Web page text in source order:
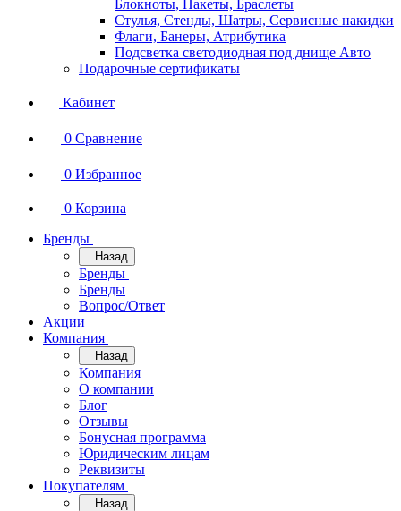
Блокноты, Пакеты, Браслеты
Стулья, Стенды, Шатры, Сервисные накидки
Флаги, Банеры, Атрибутика
Подсветка светодиодная под днище Авто
Подарочные сертификаты
Кабинет
0 Сравнение
0 Избранное
0 Корзина
Бренды
Назад
Бренды
Бренды
Вопрос/Ответ
Акции
Компания
Назад
Компания
О компании
Блог
Отзывы
Бонусная программа
Юридическим лицам
Реквизиты
Покупателям
Назад